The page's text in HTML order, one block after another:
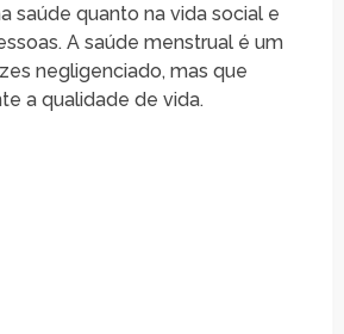
saúde quanto na vida social e
A saúde menstrual é um
negligenciado, mas que
a qualidade de vida.